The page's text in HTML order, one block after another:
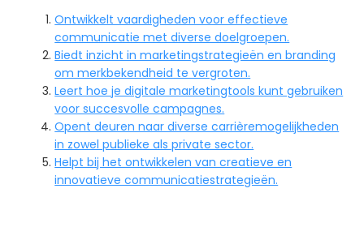
Ontwikkelt vaardigheden voor effectieve
communicatie met diverse doelgroepen.
Biedt inzicht in marketingstrategieën en branding
om merkbekendheid te vergroten.
Leert hoe je digitale marketingtools kunt gebruiken
voor succesvolle campagnes.
Opent deuren naar diverse carrièremogelijkheden
in zowel publieke als private sector.
Helpt bij het ontwikkelen van creatieve en
innovatieve communicatiestrategieën.